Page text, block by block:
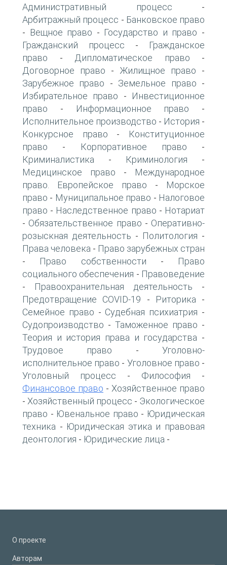
Административный процесс -
Арбитражный процесс - Банковское право
- Вещное право - Государство и право -
Гражданский процесс -
Гражданское
право - Дипломатическое право -
Договорное право - Жилищное право -
Зарубежное право - Земельное право -
Избирательное право -
Инвестиционное
право - Информационное право -
Исполнительное производство - История -
Конкурсное право -
Конституционное
право - Корпоративное право -
Криминалистика - Криминология -
Медицинское право -
Международное
право. Европейское право -
Морское
право - Муниципальное право - Налоговое
право - Наследственное право - Нотариат
- Обязательственное право - Оперативно-
розыскная деятельность - Политология -
Права человека - Право зарубежных стран
- Право собственности -
Право
социального обеспечения - Правоведение
- Правоохранительная деятельность -
Предотвращение COVID-19 - Риторика -
Семейное право - Судебная психиатрия -
Судопроизводство - Таможенное право -
Теория и история права и государства -
Трудовое право -Уголовно-
исполнительное право - Уголовное право -
Уголовный процесс - Философия -
Финансовое право - Хозяйственное право
- Хозяйственный процесс - Экологическое
право - Ювенальное право - Юридическая
техника - Юридическая этика и правовая
деонтология - Юридические лица -
О проекте
Авторам